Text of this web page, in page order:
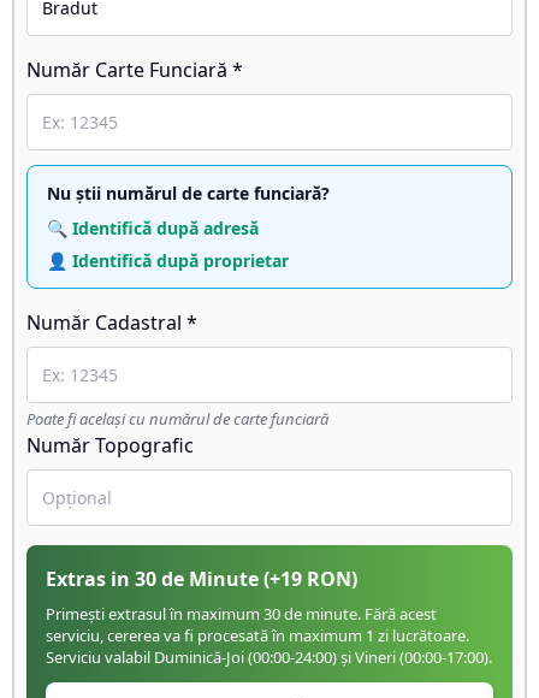
Număr Carte Funciară *
Nu știi numărul de carte funciară?
🔍 Identifică după adresă
👤 Identifică după proprietar
Număr Cadastral *
Poate fi același cu numărul de carte funciară
Număr Topografic
Extras in 30 de Minute(+19 RON)
Primești extrasul în maximum 30 de minute. Fără acest
serviciu, cererea va fi procesată în maximum 1 zi lucrătoare.
Serviciu valabil Duminică-Joi (00:00-24:00) și Vineri (00:00-17:00).